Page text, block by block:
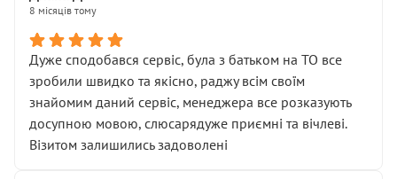
8 місяців тому
Дуже сподобався сервіс, була з батьком на ТО все
зробили швидко та якісно, раджу всім своїм
знайомим даний сервіс, менеджера все розказують
досупною мовою, слюсарядуже приємні та вічлеві.
Візитом залишились задоволені